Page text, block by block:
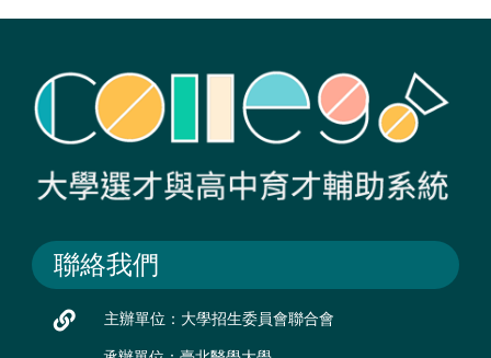
聯絡我們
主辦單位：大學招生委員會聯合會